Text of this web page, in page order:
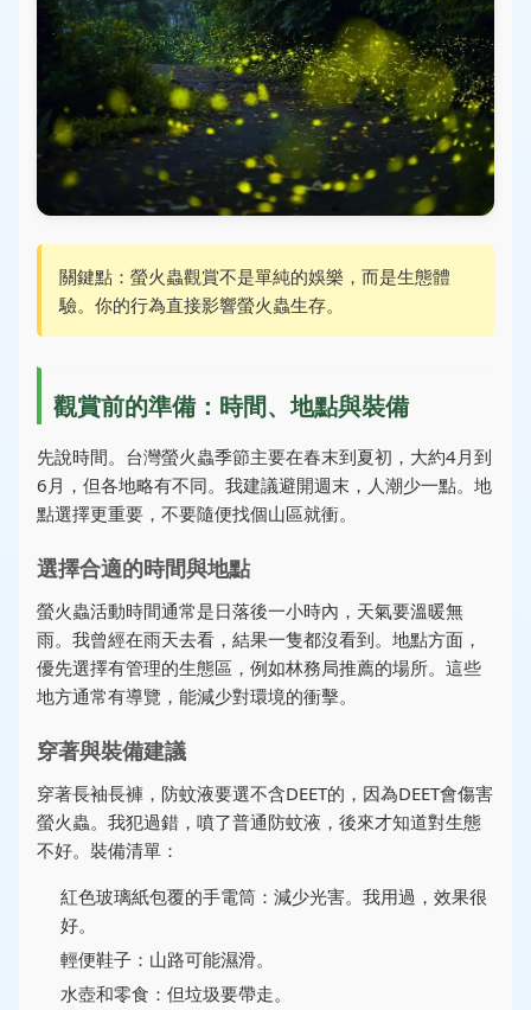
關鍵點：螢火蟲觀賞不是單純的娛樂，而是生態體
驗。你的行為直接影響螢火蟲生存。
觀賞前的準備：時間、地點與裝備
先說時間。台灣螢火蟲季節主要在春末到夏初，大約4月到
6月，但各地略有不同。我建議避開週末，人潮少一點。地
點選擇更重要，不要隨便找個山區就衝。
選擇合適的時間與地點
螢火蟲活動時間通常是日落後一小時內，天氣要溫暖無
雨。我曾經在雨天去看，結果一隻都沒看到。地點方面，
優先選擇有管理的生態區，例如林務局推薦的場所。這些
地方通常有導覽，能減少對環境的衝擊。
穿著與裝備建議
穿著長袖長褲，防蚊液要選不含DEET的，因為DEET會傷害
螢火蟲。我犯過錯，噴了普通防蚊液，後來才知道對生態
不好。裝備清單：
紅色玻璃紙包覆的手電筒：減少光害。我用過，效果很
好。
輕便鞋子：山路可能濕滑。
水壺和零食：但垃圾要帶走。